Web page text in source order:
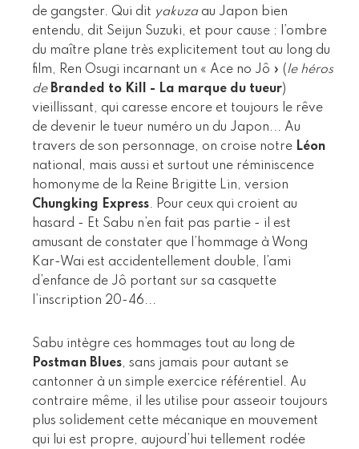
de gangster. Qui dit yakuzaau Japon bien
entendu, dit Seijun Suzuki, et pour cause : l’ombre
du maître plane très explicitement tout au long du
film, Ren Osugi incarnant un « Ace no Jô » (le héros
de Branded to Kill - La marque du tueur)
vieillissant, qui caresse encore et toujours le rêve
de devenir le tueur numéro un du Japon... Au
travers de son personnage, on croise notre Léon
national, mais aussi et surtout une réminiscence
homonyme de la Reine Brigitte Lin, version
Chungking Express. Pour ceux qui croient au
hasard - Et Sabu n’en fait pas partie - il est
amusant de constater que l’hommage à Wong
Kar-Wai est accidentellement double, l’ami
d’enfance de Jô portant sur sa casquette
l’inscription 20-46...
Sabu intègre ces hommages tout au long de
Postman Blues, sans jamais pour autant se
cantonner à un simple exercice référentiel. Au
contraire même, il les utilise pour asseoir toujours
plus solidement cette mécanique en mouvement
qui lui est propre, aujourd’hui tellement rodée